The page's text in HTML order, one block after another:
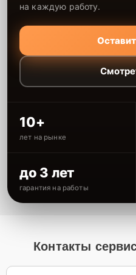
на каждую работу.
10+
лет на рынке
до 3 лет
гарантия на работы
Контакты